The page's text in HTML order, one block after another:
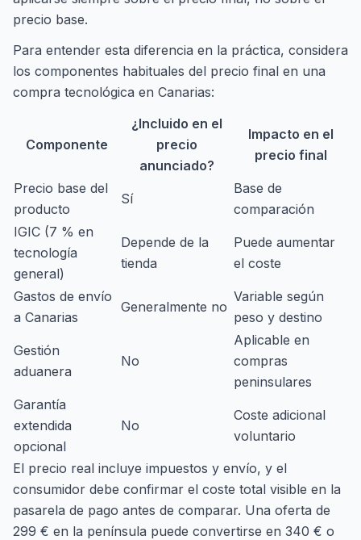
precio base.
Para entender esta diferencia en la práctica, considera
los componentes habituales del precio final en una
compra tecnológica en Canarias:
Componente
¿Incluido en el
precio
anunciado?
Impacto en el
precio final
Precio base del
producto
Sí
Base de
comparación
IGIC (7 % en
tecnología
general)
Depende de la
tienda
Puede aumentar
el coste
Gastos de envío
a Canarias
Generalmente no
Variable según
peso y destino
Gestión
aduanera
No
Aplicable en
compras
peninsulares
Garantía
extendida
opcional
No
Coste adicional
voluntario
El precio real incluye impuestos y envío, y el
consumidor debe confirmar el coste total visible en la
pasarela de pago antes de comparar. Una oferta de
299 € en la península puede convertirse en 340 € o